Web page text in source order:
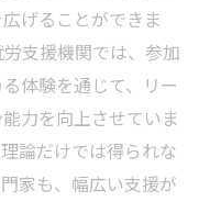
げることができま
支援機関では、参加
体験を通じて、リー
力を向上させていま
論だけでは得られな
家も、幅広い支援が